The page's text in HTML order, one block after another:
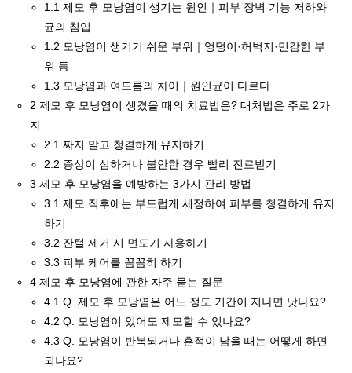
1.1 제모 후 모낭염이 생기는 원인｜피부 장벽 기능 저하와
균의 침입
1.2 모낭염이 생기기 쉬운 부위｜엉덩이·허벅지·민감한 부
위 등
1.3 모낭염과 여드름의 차이｜원인균이 다르다
2 제모 후 모낭염이 생겼을 때의 치료법은? 대처법은 주로 2가
지
2.1 짜지 말고 청결하게 유지하기
2.2 증상이 심하거나 불안한 경우 빨리 진료받기
3 제모 후 모낭염을 예방하는 3가지 관리 방법
3.1 제모 직후에는 부드럽게 세정하여 피부를 청결하게 유지
하기
3.2 잔털 제거 시 면도기 사용하기
3.3 피부 케어를 꼼꼼히 하기
4 제모 후 모낭염에 관한 자주 묻는 질문
4.1 Q. 제모 후 모낭염은 어느 정도 기간이 지나면 낫나요?
4.2 Q. 모낭염이 있어도 제모할 수 있나요?
4.3 Q. 모낭염이 반복되거나 흔적이 남을 때는 어떻게 하면
되나요?